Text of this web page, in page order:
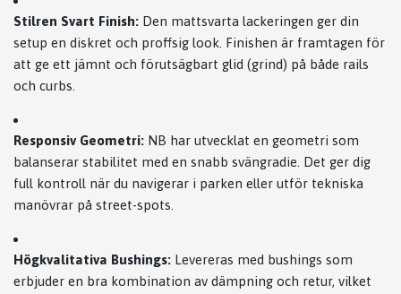
Stilren Svart Finish: Den mattsvarta lackeringen ger din
setup en diskret och proffsig look. Finishen är framtagen för
att ge ett jämnt och förutsägbart glid (grind) på både rails
och curbs.
Responsiv Geometri: NB har utvecklat en geometri som
balanserar stabilitet med en snabb svängradie. Det ger dig
full kontroll när du navigerar i parken eller utför tekniska
manövrar på street-spots.
Högkvalitativa Bushings: Levereras med bushings som
erbjuder en bra kombination av dämpning och retur, vilket